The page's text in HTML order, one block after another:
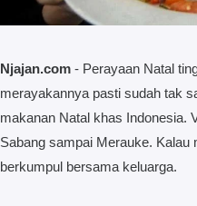
Njajan.com - Perayaan Natal
merayakannya pasti sudah tak
makanan Natal khas Indonesia.
Sabang sampai Merauke. Kalau
berkumpul bersama keluarga.